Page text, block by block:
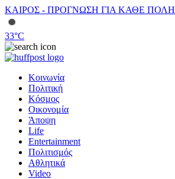
ΚΑΙΡΟΣ - ΠΡΟΓΝΩΣΗ ΓΙΑ ΚΑΘΕ ΠΟΛΗ
33°C
Κοινωνία
Πολιτική
Κόσμος
Οικονομία
Άποψη
Life
Entertainment
Πολιτισμός
Αθλητικά
Video